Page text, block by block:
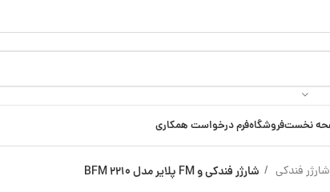
نخستفروشگاهفرم درخواست همکاری
شارژر فندکی شارژر فندکی و FM پلایر مدل BFM 2210